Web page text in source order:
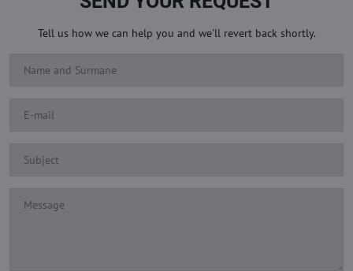
Tell us how we can help you and we'll revert back shortly.